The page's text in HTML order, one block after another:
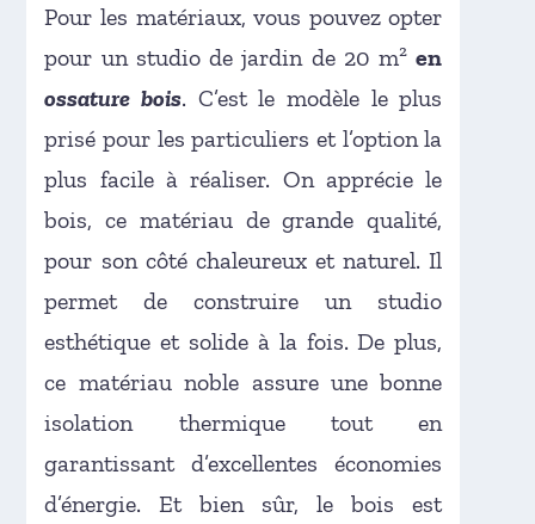
Pour les matériaux, vous pouvez opter
pour un studio de jardin de 20 m²en
ossature bois. C’est le modèle le plus
prisé pour les particuliers et l’option la
plus facile à réaliser. On apprécie le
bois, ce matériau de grande qualité,
pour son côté chaleureux et naturel. Il
permet de construire un studio
esthétique et solide à la fois. De plus,
ce matériau noble assure une bonne
isolation thermique tout en
garantissant d’excellentes économies
d’énergie. Et bien sûr, le bois est